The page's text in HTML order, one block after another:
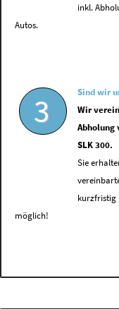
inkl.
Autos.
3
Sind wir
Wir
Abholung
SLK 300.
Sie
kurzfristig
möglich!